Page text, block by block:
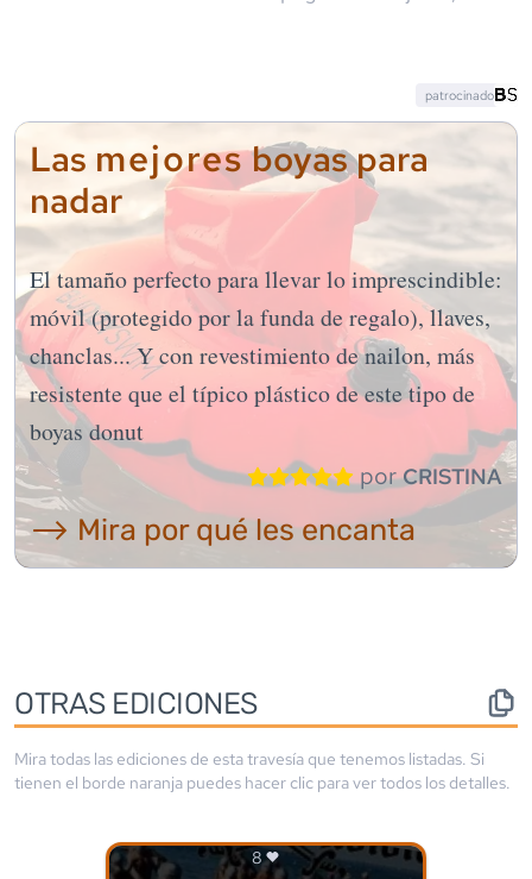
Las mejoresboyas para
nadar
El tamaño perfecto para llevar lo imprescindible:
móvil (protegido por la funda de regalo), llaves,
chanclas... Y con revestimiento de nailon, más
resistente que el típico plástico de este tipo de
boyas donut
porCRISTINA
⟶ Mira por qué les encanta
patrocinado
OTRAS EDICIONES
Mira todas las ediciones de esta travesía que tenemos listadas. Si
tienen el borde naranja puedes hacer clic para ver todos los detalles.
8